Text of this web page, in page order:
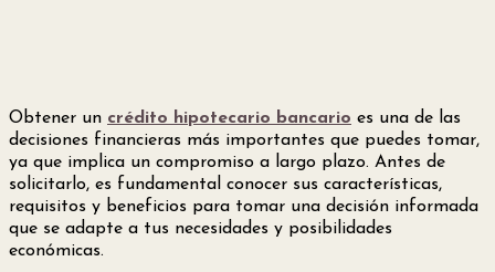
Obtener un crédito hipotecario bancario es una de las
decisiones financieras más importantes que puedes tomar,
ya que implica un compromiso a largo plazo. Antes de
solicitarlo, es fundamental conocer sus características,
requisitos y beneficios para tomar una decisión informada
que se adapte a tus necesidades y posibilidades
económicas.